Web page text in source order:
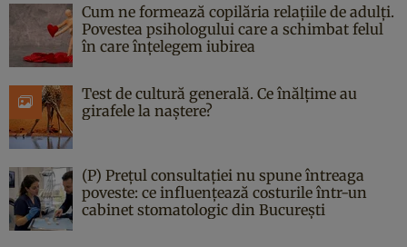
Cum ne formează copilăria relațiile de adulți.
Povestea psihologului care a schimbat felul
în care înțelegem iubirea
Test de cultură generală. Ce înălțime au
girafele la naștere?
(P) Prețul consultației nu spune întreaga
poveste: ce influențează costurile într-un
cabinet stomatologic din București